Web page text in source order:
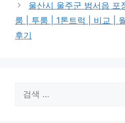
울산시 울주군 범서읍 포
룸 | 투룸 | 1톤트럭 | 비교 |
후기
색: